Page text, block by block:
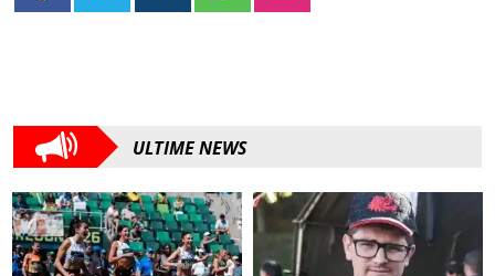
ULTIME NEWS